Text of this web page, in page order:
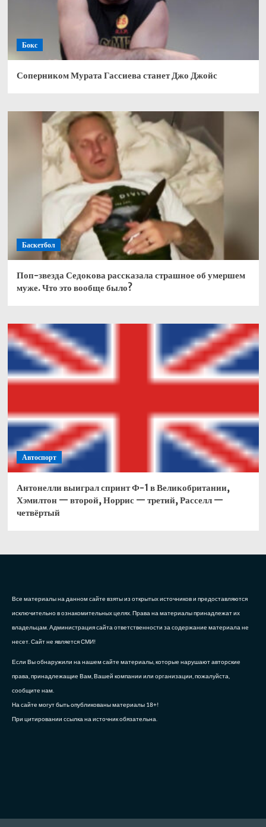
Бокс
Соперником Мурата Гассиева станет Джо Джойс
Баскетбол
Поп-звезда Седокова рассказала страшное об умершем
муже. Что это вообще было?
Автоспорт
Антонелли выиграл спринт Ф-1 в Великобритании,
Хэмилтон — второй, Норрис — третий, Расселл —
четвёртый
Все материалы на данном сайте взяты из открытых источников и предоставляются
исключительно в ознакомительных целях. Права на материалы принадлежат их
владельцам. Администрация сайта ответственности за содержание материала не
несет. Сайт не является СМИ!
Если Вы обнаружили на нашем сайте материалы, которые нарушают авторские
права, принадлежащие Вам, Вашей компании или организации, пожалуйста,
сообщите нам.
На сайте могут быть опубликованы материалы 18+!
При цитировании ссылка на источник обязательна.